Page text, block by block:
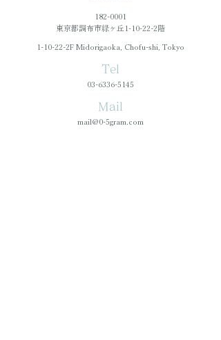
182-0001
東京都調布市緑ヶ丘1-10-22-2階
1-10-22-2F Midorigaoka, Chofu-shi, Tokyo
Tel
03-6336-5145
Mail
mail@0-5gram.com